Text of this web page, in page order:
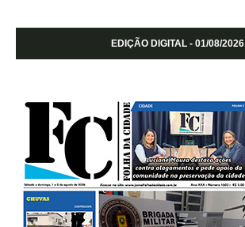
EDIÇÃO DIGITAL - 01/08/2026